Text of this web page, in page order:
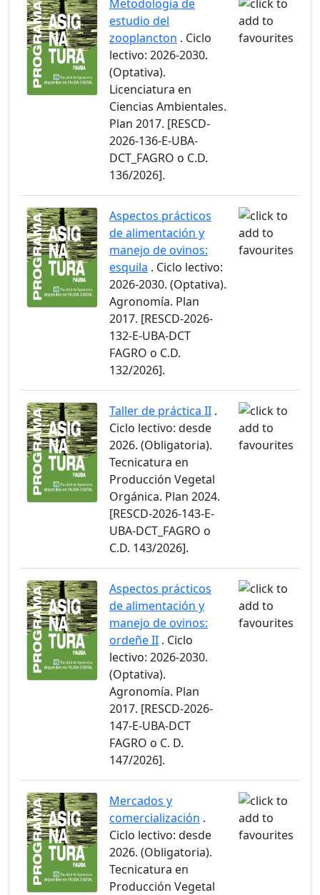
Metodología de
estudio del
zooplancton . Ciclo
lectivo: 2026-2030.
(Optativa).
Licenciatura en
Ciencias Ambientales.
Plan 2017. [RESCD-
2026-136-E-UBA-
DCT_FAGRO o C.D.
136/2026].
Aspectos prácticos
de alimentación y
manejo de ovinos:
esquila . Ciclo lectivo:
2026-2030. (Optativa).
Agronomía. Plan
2017. [RESCD-2026-
132-E-UBA-DCT
FAGRO o C.D.
132/2026].
Taller de práctica II .
Ciclo lectivo: desde
2026. (Obligatoria).
Tecnicatura en
Producción Vegetal
Orgánica. Plan 2024.
[RESCD-2026-143-E-
UBA-DCT_FAGRO o
C.D. 143/2026].
Aspectos prácticos
de alimentación y
manejo de ovinos:
ordeñe II . Ciclo
lectivo: 2026-2030.
(Optativa).
Agronomía. Plan
2017. [RESCD-2026-
147-E-UBA-DCT
FAGRO o C. D.
147/2026].
Mercados y
comercialización .
Ciclo lectivo: desde
2026. (Obligatoria).
Tecnicatura en
Producción Vegetal